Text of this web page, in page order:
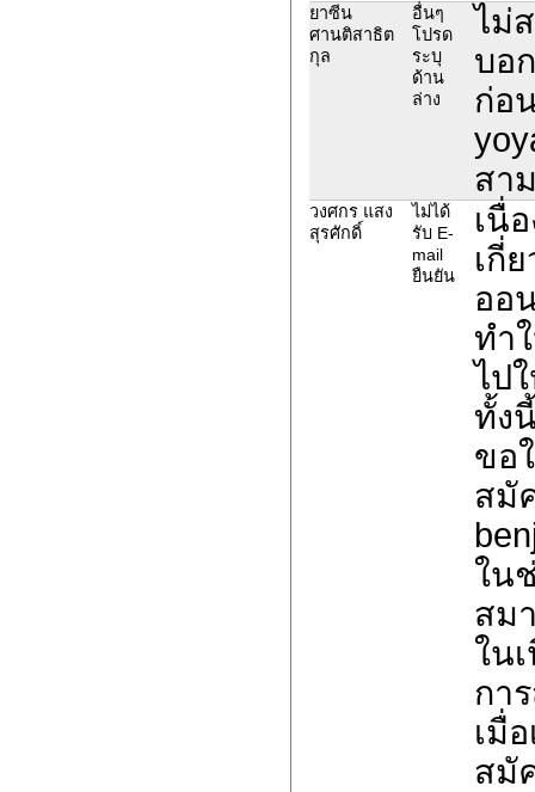
ยาซีน
ศานติสาธิต
กุล
อื่นๆ
โปรด
ระบุ
ด้าน
ล่าง
ไม่
บอ
ก่อ
สา
วงศกร แสง
สุรศักดิ์
ไม่ได้
รับ E-
mail
ยืนยัน
เนื่
เกี่
ออ
ทำ
ไป
ทั้ง
ขอ
สมั
ใน
สม
ใน
กา
เมื่
สมั